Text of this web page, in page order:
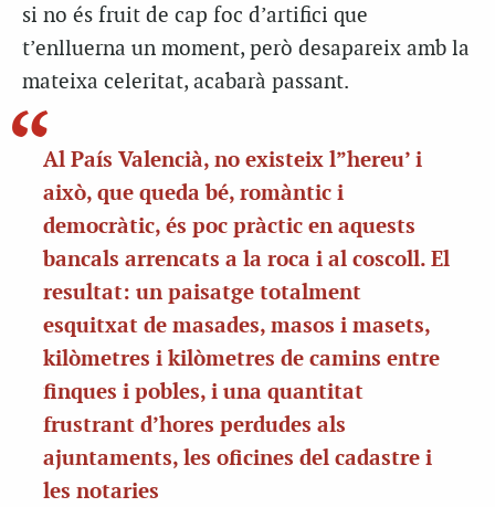
si no és fruit de cap foc d’artifici que
t’enlluerna un moment, però desapareix amb la
mateixa celeritat, acabarà passant.
Al País Valencià, no existeix l”hereu’ i
això, que queda bé, romàntic i
democràtic, és poc pràctic en aquests
bancals arrencats a la roca i al coscoll. El
resultat: un paisatge totalment
esquitxat de masades, masos i masets,
kilòmetres i kilòmetres de camins entre
finques i pobles, i una quantitat
frustrant d’hores perdudes als
ajuntaments, les oficines del cadastre i
les notaries